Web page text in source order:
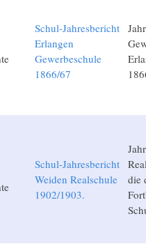
Schul-Jahresbericht
Erlangen
Gewerbeschule
1866/67
Schul-Jahresbericht
Weiden Realschule
1902/1903.
die